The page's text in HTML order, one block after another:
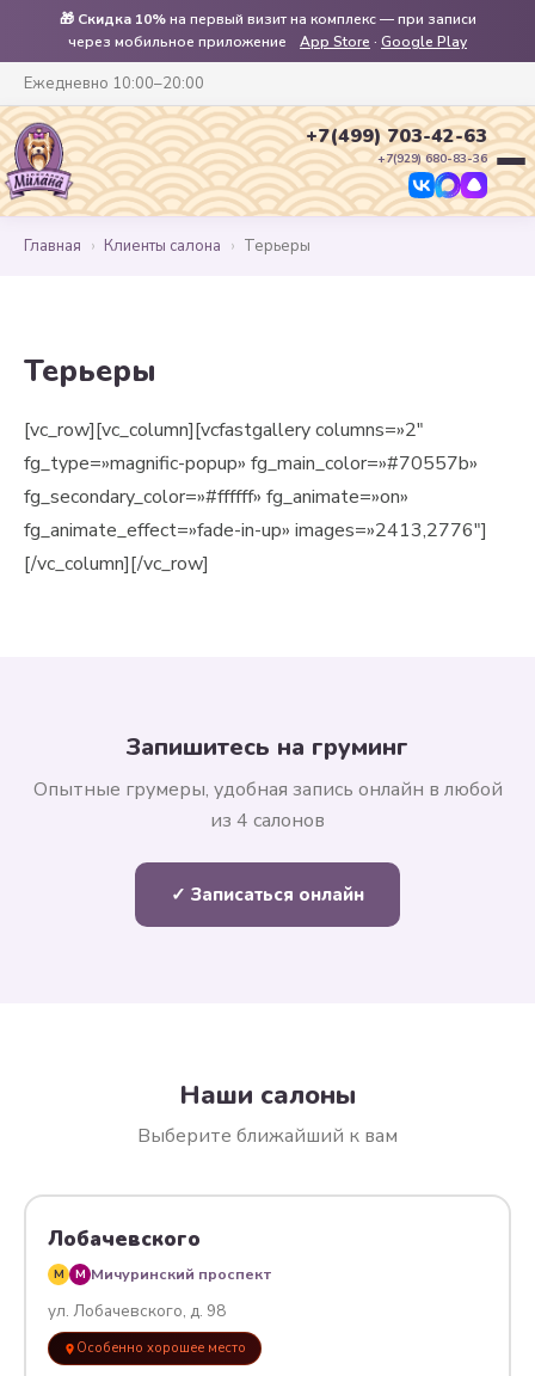
🎁 Скидка 10%на первый визит на комплекс — при записи
через мобильное приложение
App Store · Google Play
Ежедневно 10:00–20:00
+7(499) 703-42-63
+7(929) 680-83-36
Главная › Клиенты салона › Терьеры
Терьеры
[vc_row][vc_column][vcfastgallery columns=»2″
fg_type=»magnific-popup» fg_main_color=»#70557b»
fg_secondary_color=»#ffffff» fg_animate=»on»
fg_animate_effect=»fade-in-up» images=»2413,2776″]
[/vc_column][/vc_row]
Запишитесь на груминг
Опытные грумеры, удобная запись онлайн в любой
из 4 салонов
✓ Записаться онлайн
Наши салоны
Выберите ближайший к вам
Лобачевского
M M Мичуринский проспект
ул. Лобачевского, д. 98
Особенно хорошее место